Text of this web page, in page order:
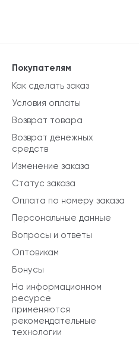
Покупателям
Как сделать заказ
Условия оплаты
Возврат товара
Возврат денежных
средств
Изменение заказа
Статус заказа
Оплата по номеру заказа
Персональные данные
Вопросы и ответы
Оптовикам
Бонусы
На информационном
ресурсе
применяются
рекомендательные
технологии